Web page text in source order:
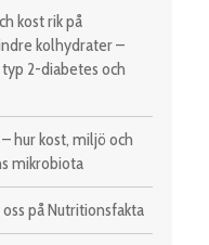
kost rik på
kolhydrater –
2-diabetes och
hur kost, miljö och
mikrobiota
på Nutritionsfakta